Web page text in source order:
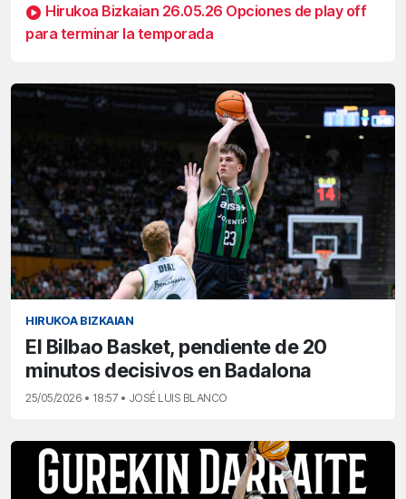
Hirukoa Bizkaian 26.05.26 Opciones de play off
para terminar la temporada
HIRUKOA BIZKAIAN
El Bilbao Basket, pendiente de 20
minutos decisivos en Badalona
25/05/2026 • 18:57 • JOSÉ LUIS BLANCO